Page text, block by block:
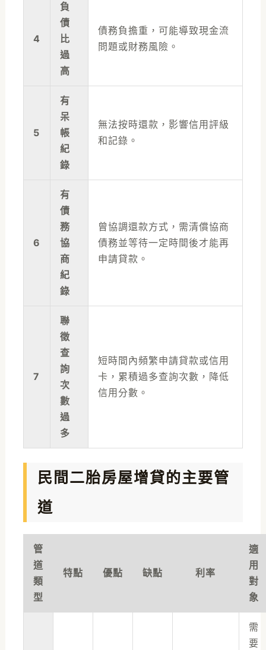
4
負
債
比
過
高
債務負擔重，可能導致現金流
問題或財務風險。
5
有
呆
帳
紀
錄
無法按時還款，影響信用評級
和記錄。
6
有
債
務
協
商
紀
錄
曾協調還款方式，需清償協商
債務並等待一定時間後才能再
申請貸款。
7
聯
徵
查
詢
次
數
過
多
短時間內頻繁申請貸款或信用
卡，累積過多查詢次數，降低
信用分數。
民間二胎房屋增貸的主要管
道
管
道
類
型
特點 優點 缺點 利率
適
用
對
象
需
要